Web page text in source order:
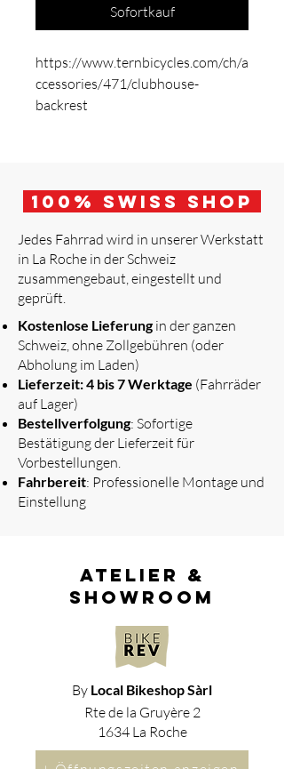
Sofortkauf
https://www.ternbicycles.com/ch/a
ccessories/471/clubhouse-
backrest
100 % Swiss Shop
Jedes Fahrrad wird in unserer Werkstatt
in La Roche in der Schweiz
zusammengebaut, eingestellt und
geprüft.
​
Kostenlose Lieferungin der ganzen
Schweiz, ohne Zollgebühren (oder
Abholung im Laden)
Lieferzeit: 4 bis 7 Werktage (Fahrräder
auf Lager)
Bestellverfolgung: Sofortige
Bestätigung der Lieferzeit für
Vorbestellungen.
Fahrbereit: Professionelle Montage und
Einstellung
atelier &
showroom
By Local Bikeshop Sàrl
Rte de la Gruyère 2
1634 La Roche